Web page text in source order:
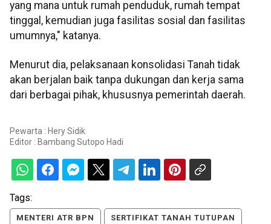
yang mana untuk rumah penduduk, rumah tempat
tinggal, kemudian juga fasilitas sosial dan fasilitas
umumnya," katanya.
Menurut dia, pelaksanaan konsolidasi Tanah tidak
akan berjalan baik tanpa dukungan dan kerja sama
dari berbagai pihak, khususnya pemerintah daerah.
Pewarta : Hery Sidik
Editor : Bambang Sutopo Hadi
Tags:
MENTERI ATR BPN SERTIFIKAT TANAH TUTUPAN